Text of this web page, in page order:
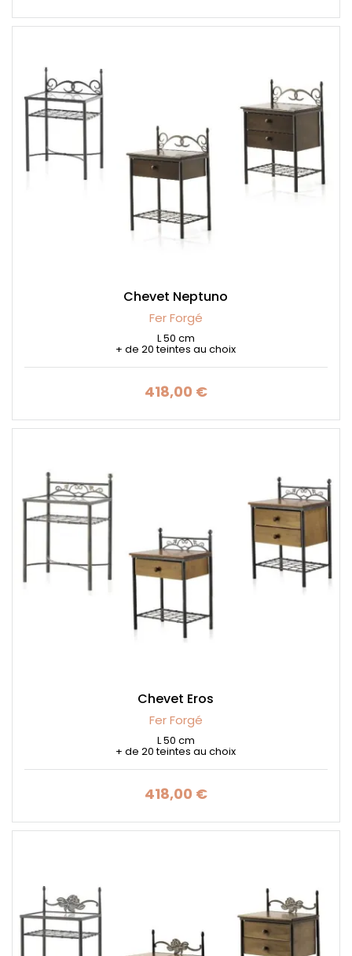
Chevet Neptuno
Fer Forgé
L 50 cm
+ de 20 teintes au choix
Prix
418,00 €
Chevet Eros
Fer Forgé
L 50 cm
+ de 20 teintes au choix
Prix
418,00 €